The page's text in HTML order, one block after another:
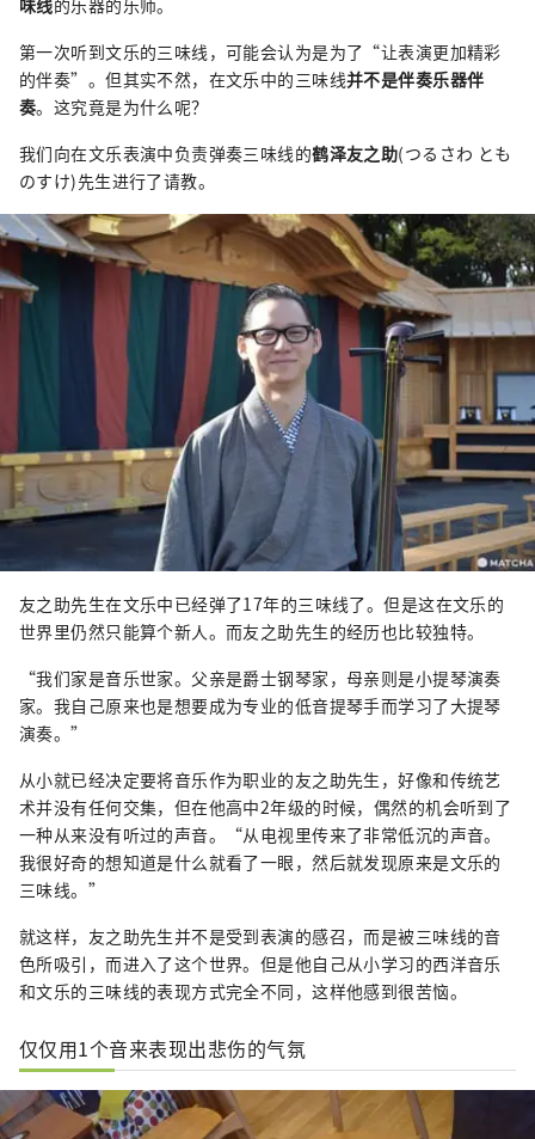
味线的乐器的乐师。
第一次听到文乐的三味线，可能会认为是为了“让表演更加精彩
的伴奏”。但其实不然，在文乐中的三味线并不是伴奏乐器伴
奏。这究竟是为什么呢？
我们向在文乐表演中负责弹奏三味线的鹤泽友之助(つるさわ とも
のすけ)先生进行了请教。
友之助先生在文乐中已经弹了17年的三味线了。但是这在文乐的
世界里仍然只能算个新人。而友之助先生的经历也比较独特。
“我们家是音乐世家。父亲是爵士钢琴家，母亲则是小提琴演奏
家。我自己原来也是想要成为专业的低音提琴手而学习了大提琴
演奏。”
从小就已经决定要将音乐作为职业的友之助先生，好像和传统艺
术并没有任何交集，但在他高中2年级的时候，偶然的机会听到了
一种从来没有听过的声音。“从电视里传来了非常低沉的声音。
我很好奇的想知道是什么就看了一眼，然后就发现原来是文乐的
三味线。”
就这样，友之助先生并不是受到表演的感召，而是被三味线的音
色所吸引，而进入了这个世界。但是他自己从小学习的西洋音乐
和文乐的三味线的表现方式完全不同，这样他感到很苦恼。
仅仅用1个音来表现出悲伤的气氛